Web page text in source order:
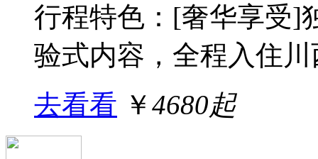
行程特色： [奢华享受]
验式内容，全程入住川
去看看 ￥4680起